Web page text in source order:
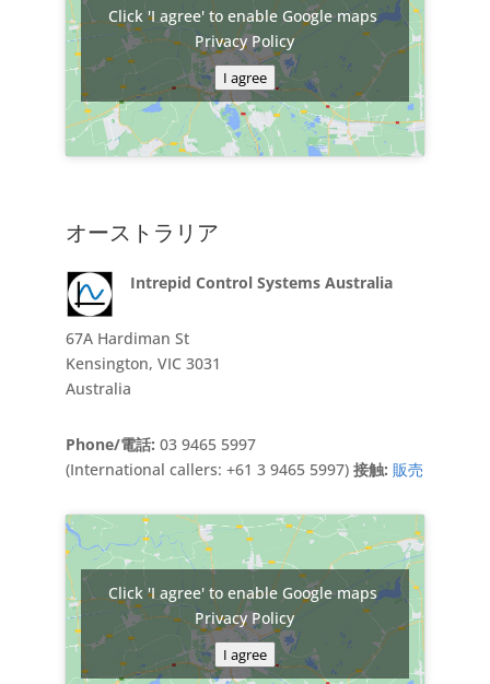
Click 'I agree' to enable Google maps
Privacy Policy
I agree
オーストラリア
Intrepid Control Systems Australia
67A Hardiman St
Kensington, VIC 3031
Australia
Phone/電話: 03 9465 5997
(International callers: +61 3 9465 5997) 接触: 販売
Click 'I agree' to enable Google maps
Privacy Policy
I agree